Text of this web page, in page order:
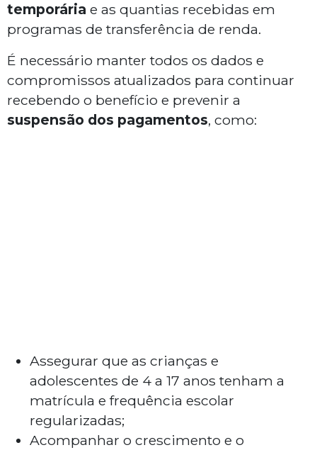
temporária e as quantias recebidas em
programas de transferência de renda.
É necessário manter todos os dados e
compromissos atualizados para continuar
recebendo o benefício e prevenir a
suspensão dos pagamentos, como:
Assegurar que as crianças e
adolescentes de 4 a 17 anos tenham a
matrícula e frequência escolar
regularizadas;
Acompanhar o crescimento e o